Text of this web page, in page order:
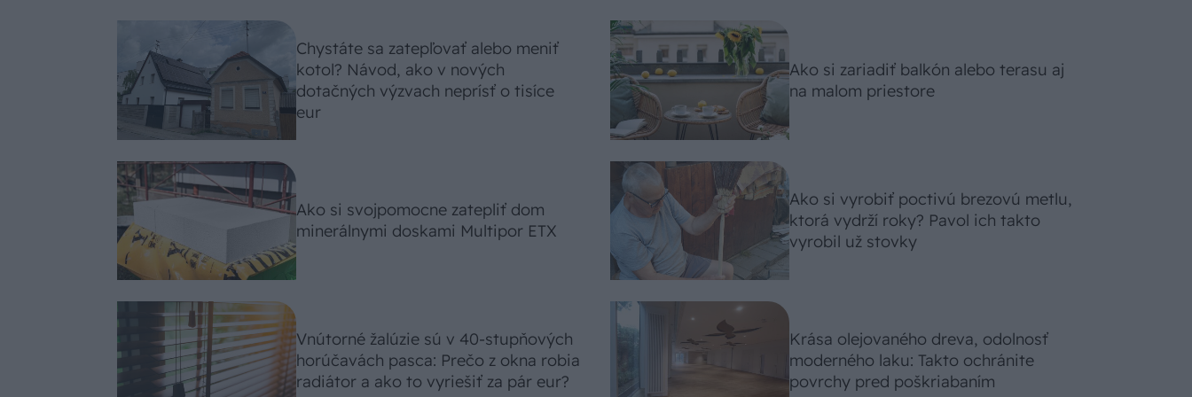
Chystáte sa zatepľovať alebo meniť
kotol? Návod, ako v nových
dotačných výzvach neprísť o tisíce
eur
Ako si svojpomocne zatepliť dom
minerálnymi doskami Multipor ETX
Vnútorné žalúzie sú v 40-stupňových
horúčavách pasca: Prečo z okna robia
radiátor a ako to vyriešiť za pár eur?
Ako si zariadiť balkón alebo terasu aj
na malom priestore
Ako si vyrobiť poctivú brezovú metlu,
ktorá vydrží roky? Pavol ich takto
vyrobil už stovky
Krása olejovaného dreva, odolnosť
moderného laku: Takto ochránite
povrchy pred poškriabaním